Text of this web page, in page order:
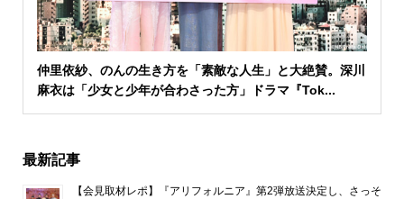
仲里依紗、のんの生き方を「素敵な人生」と大絶賛。深川
麻衣は「少女と少年が合わさった方」ドラマ『Tok...
最新記事
【会見取材レポ】『アリフォルニア』第2弾放送決定し、さっそ